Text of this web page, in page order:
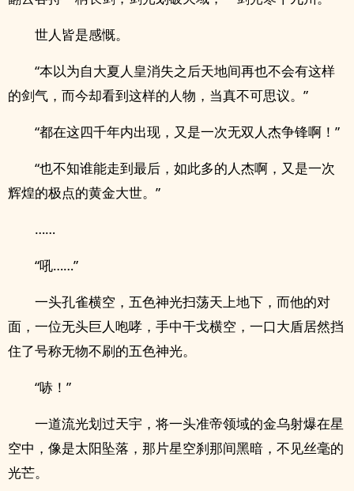
世人皆是感慨。
“本以为自大夏人皇消失之后天地间再也不会有这样
的剑气，而今却看到这样的人物，当真不可思议。”
“都在这四千年内出现，又是一次无双人杰争锋啊！”
“也不知谁能走到最后，如此多的人杰啊，又是一次
辉煌的极点的黄金大世。”
……
“吼……”
一头孔雀横空，五色神光扫荡天上地下，而他的对
面，一位无头巨人咆哮，手中干戈横空，一口大盾居然挡
住了号称无物不刷的五色神光。
“哧！”
一道流光划过天宇，将一头准帝领域的金乌射爆在星
空中，像是太阳坠落，那片星空刹那间黑暗，不见丝毫的
光芒。